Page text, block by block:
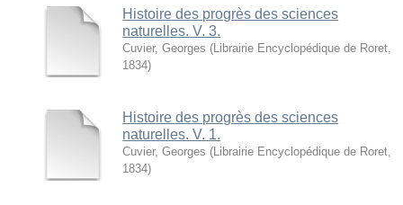
Histoire des progrès des sciences
naturelles. V. 3.
Cuvier, Georges ( Librairie Encyclopédique de Roret
1834)
Histoire des progrès des sciences
naturelles. V. 1.
Cuvier, Georges ( Librairie Encyclopédique de Roret
1834)